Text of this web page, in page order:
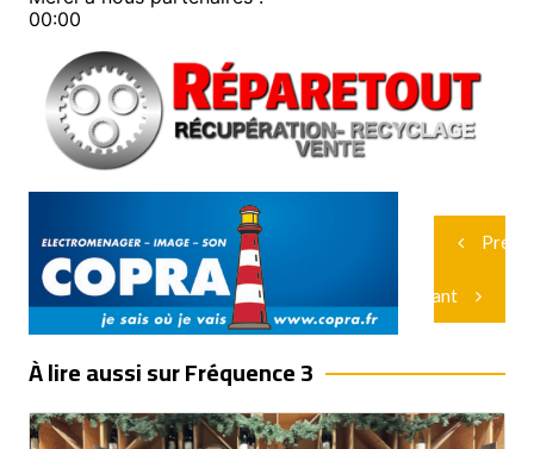
00:00
Navigation
de
l’article Suivant
À lire aussi sur Fréquence 3